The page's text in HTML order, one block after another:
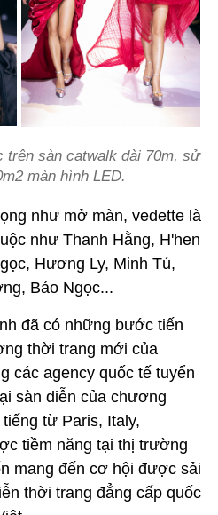
trên sàn catwalk dài 70m, sử
màn hình LED.
như mở màn, vedette là
như Thanh Hằng, H'hen
Hương Ly, Minh Tú,
Bảo Ngọc...
đã có những bước tiến
thời trang mới của
các agency quốc tế tuyển
sàn diễn của chương
từ Paris, Italy,
tiềm năng tại thị trường
mang đến cơ hội được sải
thời trang đẳng cấp quốc